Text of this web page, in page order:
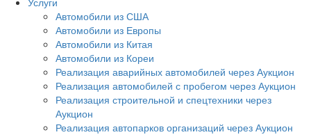
Автомобили из США
Автомобили из Европы
Автомобили из Китая
Автомобили из Кореи
Реализация аварийных автомобилей через Аукцион
Реализация автомобилей с пробегом через Аукцион
Реализация строительной и спецтехники через
Аукцион
Реализация автопарков организаций через Аукцион